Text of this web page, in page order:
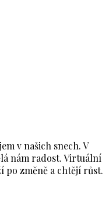
v našich snech. V
nám radost. Virtuální
po změně a chtějí růst.